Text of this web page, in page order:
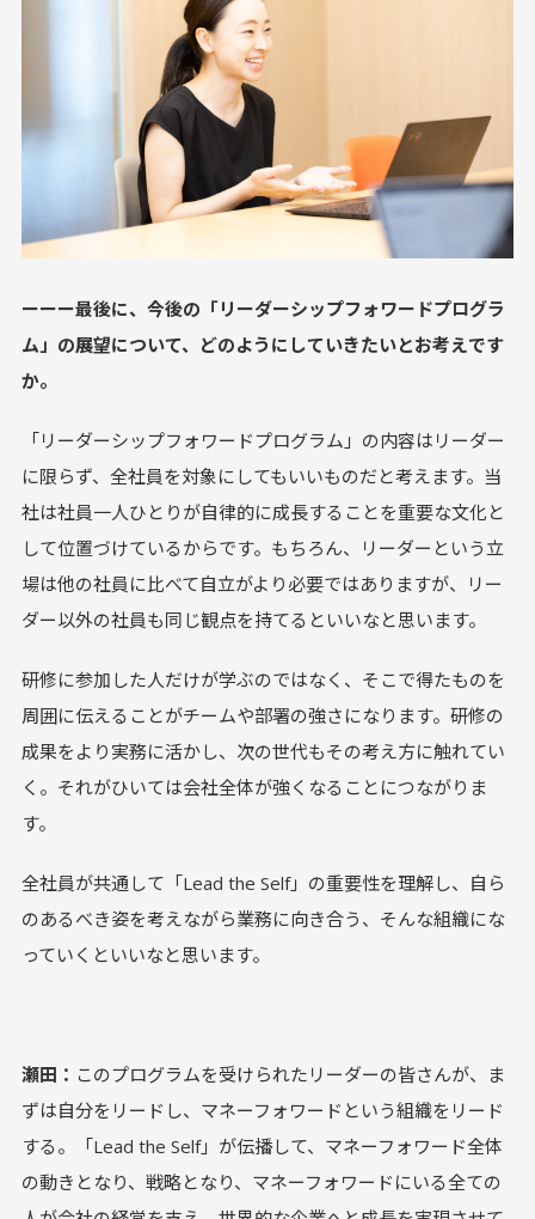
ーーー最後に、今後の「リーダーシップフォワードプログラ
ム」の展望について、どのようにしていきたいとお考えです
か。
「リーダーシップフォワードプログラム」の内容はリーダー
に限らず、全社員を対象にしてもいいものだと考えます。当
社は社員一人ひとりが自律的に成長することを重要な文化と
して位置づけているからです。もちろん、リーダーという立
場は他の社員に比べて自立がより必要ではありますが、リー
ダー以外の社員も同じ観点を持てるといいなと思います。
研修に参加した人だけが学ぶのではなく、そこで得たものを
周囲に伝えることがチームや部署の強さになります。研修の
成果をより実務に活かし、次の世代もその考え方に触れてい
く。それがひいては会社全体が強くなることにつながりま
す。
全社員が共通して「Lead the Self」の重要性を理解し、自ら
のあるべき姿を考えながら業務に向き合う、そんな組織にな
っていくといいなと思います。
瀬田： このプログラムを受けられたリーダーの皆さんが、ま
ずは自分をリードし、マネーフォワードという組織をリード
する。「Lead the Self」が伝播して、マネーフォワード全体
の動きとなり、戦略となり、マネーフォワードにいる全ての